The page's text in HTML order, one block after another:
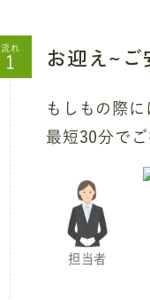
流れ お迎え~ご
もしもの際
最短30分で
担当者